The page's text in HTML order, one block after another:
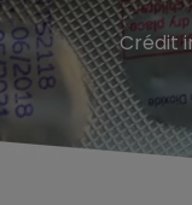
Crédit